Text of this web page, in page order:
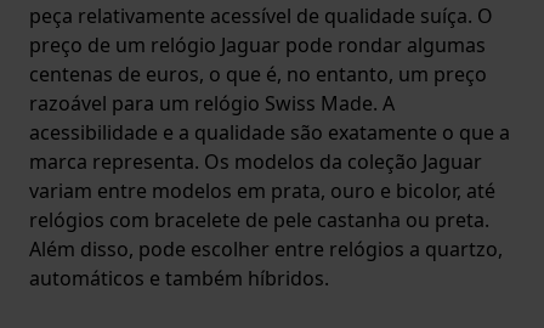
peça relativamente acessível de qualidade suíça. O
preço de um relógio Jaguar pode rondar algumas
centenas de euros, o que é, no entanto, um preço
razoável para um relógio Swiss Made. A
acessibilidade e a qualidade são exatamente o que a
marca representa. Os modelos da coleção Jaguar
variam entre modelos em prata, ouro e bicolor, até
relógios com bracelete de pele castanha ou preta.
Além disso, pode escolher entre relógios a quartzo,
automáticos e também híbridos.